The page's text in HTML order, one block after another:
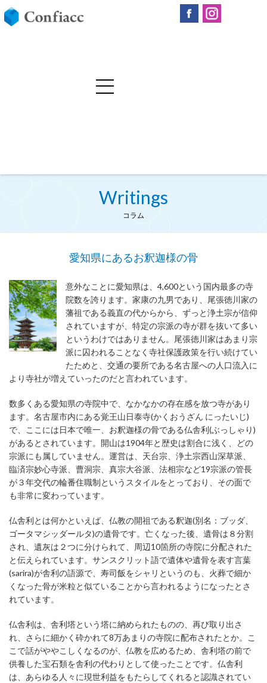
Writings
コラム
愛知県にあるお釈迦様の骨
意外なことに愛知県は、4,600という国内最多の寺
院数を誇ります。家康の九男であり、尾張徳川家の
藩祖である義直の代からから、ずっと浄土宗が信仰
されていますが、特定の宗派の寺が群を抜いて多い
というわけではありません。尾張徳川家はあまり宗
派に囚われることなく寺社保護政策を行い続けてい
たためと、交通の要所である名古屋への人口流入に
より寺社が増えていったのだと言われています。
数多くある愛知県の寺院中で、なかなかの存在感を放つ寺があり
ます。名古屋市内にある覚王山日泰寺(かくおうざん にったいじ)
で、ここには日本で唯一、お釈迦様の骨である仏舎利(ぶっしゃり)
があるとされています。開山は1904年と歴史は割合に浅く、どの
宗派にも属していません。運営は、天台宗、浄土宗西山深草派、
臨済宗妙心寺派、曹洞宗、真宗大谷派、法相宗など19宗派の管長
が３年交代の輪番住職制というスタイルをとっており、その面で
も非常に変わっています。
仏舎利とは何かといえば、仏教の開祖である釈迦(別名：ブッダ、
ゴータマシッダールタ)の遺骨です。亡くなった後、遺骨は８分割
され、遺灰は２つに分けられて、周辺10箇所の寺院に分配された
と伝えられています。サンスクリット語で遺体や遺骨を表す言葉
(sarira)が舎利の語源で、寿司飯をシャリというのも、火葬で細か
くなった骨が米粒と似ていることから言われるようになったとさ
れています。
仏舎利は、舎利塔という塔に納められたものの、再び取り出さ
れ、さらに細かく砕かれて8万あまりの寺院に配布されたとか。こ
こで話がややこしくなるのが、仏教を広めるため、舎利塔の前で
供養した宝石類を舎利の代わりとして使ったことです。仏舎利
は、あらゆる人々に現世利益をもたらしてくれると認識されてい